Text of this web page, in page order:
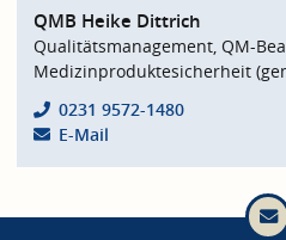
QMB Heike Dittrich
Qualitätsmanagement, QM-
Medizinproduktesicherheit
0231 9572-1480
E-Mail